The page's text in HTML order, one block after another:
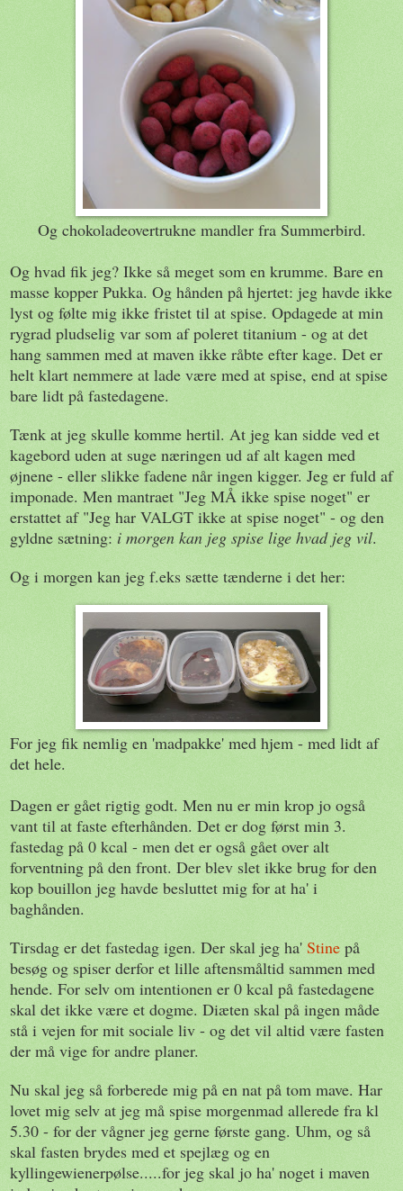
Og chokoladeovertrukne mandler fra Summerbird.
Og hvad fik jeg? Ikke så meget som en krumme. Bare en
masse kopper Pukka. Og hånden på hjertet: jeg havde ikke
lyst og følte mig ikke fristet til at spise. Opdagede at min
rygrad pludselig var som af poleret titanium - og at det
hang sammen med at maven ikke råbte efter kage. Det er
helt klart nemmere at lade være med at spise, end at spise
bare lidt på fastedagene.
Tænk at jeg skulle komme hertil. At jeg kan sidde ved et
kagebord uden at suge næringen ud af alt kagen med
øjnene - eller slikke fadene når ingen kigger. Jeg er fuld af
imponade. Men mantraet "Jeg MÅ ikke spise noget" er
erstattet af "Jeg har VALGT ikke at spise noget" - og den
gyldne sætning: i morgen kan jeg spise lige hvad jeg vil.
Og i morgen kan jeg f.eks sætte tænderne i det her:
For jeg fik nemlig en 'madpakke' med hjem - med lidt af
det hele.
Dagen er gået rigtig godt. Men nu er min krop jo også
vant til at faste efterhånden. Det er dog først min 3.
fastedag på 0 kcal - men det er også gået over alt
forventning på den front. Der blev slet ikke brug for den
kop bouillon jeg havde besluttet mig for at ha' i
baghånden.
Tirsdag er det fastedag igen. Der skal jeg ha' Stine på
besøg og spiser derfor et lille aftensmåltid sammen med
hende. For selv om intentionen er 0 kcal på fastedagene
skal det ikke være et dogme. Diæten skal på ingen måde
stå i vejen for mit sociale liv - og det vil altid være fasten
der må vige for andre planer.
Nu skal jeg så forberede mig på en nat på tom mave. Har
lovet mig selv at jeg må spise morgenmad allerede fra kl
5.30 - for der vågner jeg gerne første gang. Uhm, og så
skal fasten brydes med et spejlæg og en
kyllingewienerpølse.....for jeg skal jo ha' noget i maven